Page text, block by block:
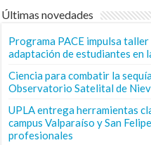
Últimas novedades
Programa PACE impulsa
adaptación de estudiantes en
Ciencia para combatir la
Observatorio Satelital de
UPLA entrega herramientas
campus Valparaíso y San
profesionales